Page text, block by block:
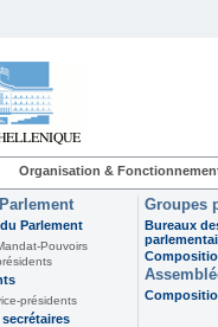
Organisation &
Parlement
Pouvoirs
présidents
Groupes
Bureaux